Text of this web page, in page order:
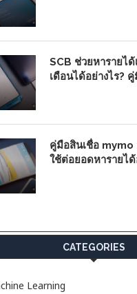
SCB ช่วยหารายไ
เดือนได้อย่างไร?
คู่มือสินเชื่อ
ใช้ต่อยอดหารายไ
CATEGORIES
Learning